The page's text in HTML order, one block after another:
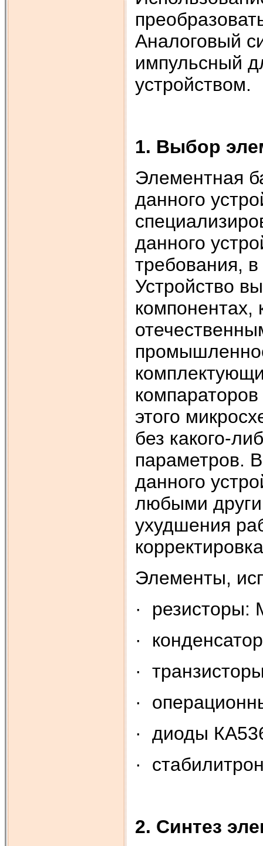
Аналоговый
импульсный
устройством.
1. Выбор
Элементная
данного
данного
требования,
Устройство
компонентах,
этого
без какого-
параметров.
данного
любыми
ухудшения
Элементы,
·
·
·
·
· диоды
·
2. Синтез